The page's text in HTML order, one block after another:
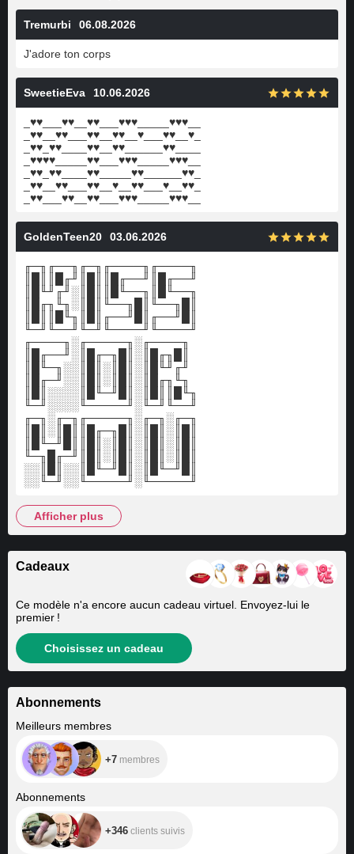
Tremurbi 06.08.2026
J'adore ton corps
SweetieEva 10.06.2026
_♥♥___♥♥__♥♥___♥♥♥_____♥♥♥__
_♥♥__♥♥___♥♥__♥♥__♥___♥♥__♥_
_♥♥_♥♥____♥♥__♥♥______♥♥____
_♥♥♥♥_____♥♥___♥♥♥_____♥♥♥__
_♥♥_♥♥____♥♥_____♥♥______♥♥_
_♥♥__♥♥___♥♥__♥__♥♥___♥__♥♥_
_♥♥___♥♥__♥♥___♥♥♥_____♥♥♥__
GoldenTeen20 03.06.2026
╓─╖╓──╖╓─╖╓────╖╓────╖
║█║║█╓╜║█║║█╓──╜║█╓──╜
║█╙╜╓╜░║█║║█╙──╖║█╙──╖
║█╓╖╙╖░║█║╙──╖█║╙──╖█║
║█║║█╙╖║█║╓──╜█║╓──╜█║
╙─╜╙──╜╙─╜╙────╜╙────╜
╓────╖░╓─────╖░╓────╖
║█╓──╜░║█╓─╖█║░║█╓╖█║
║█╙─╖░░║█║░║█║░║█╙╜╓╜
║█╓─╜░░║█║░║█║░║█╓╖╙╖
║█║░░░░║█╙─╜█║░║█║║█╙╖
╙─╜░░░░╙─────╜░╙─╜╙──╜
╓─╖░╓─╖╓─────╖░╓─╖░╓─╖
║█║░║█║║█╓─╖█║░║█║░║█║
║█╙─╜█║║█║░║█║░║█║░║█║
╙─╖█╓─╜║█║░║█║░║█║░║█║
░░║█║░░║█╙─╜█║░║█╙─╜█║
░░╙─╜░░╙─────╜░╙─────╜
afficher plus
Cadeaux
Ce modèle n'a encore aucun cadeau virtuel. Envoyez-lui le
premier !
Choisissez un cadeau
Abonnements
Meilleurs membres
+7 membres
Abonnements
+346 clients suivis